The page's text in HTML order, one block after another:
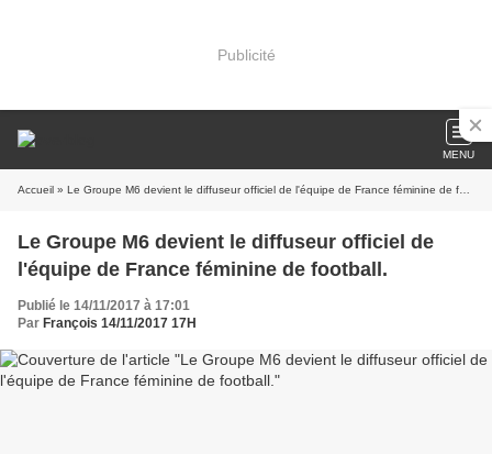
Publicité
MENU
Accueil » Le Groupe M6 devient le diffuseur officiel de l'équipe de France féminine de football.
Le Groupe M6 devient le diffuseur officiel de
l'équipe de France féminine de football.
Publié le 14/11/2017 à 17:01
Par François 14/11/2017 17H